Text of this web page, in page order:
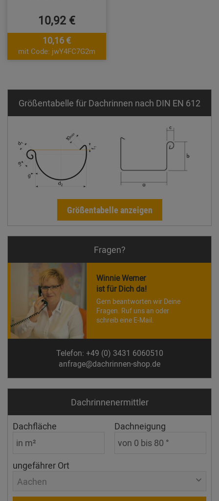
10,92 €
10,16 €
mit Code: jwY4FC7G2m
Größentabelle für Dachrinnen nach DIN EN 612
Größentabelle anzeigen
Fragen?
Winnie Werner
ist für Dich da!
Gern beantworten wir Deine
Fragen. Ruf uns an oder
schreib eine E-Mail.
Telefon: +49 (0) 3431 6060510
anfrage@dachrinnen-shop.de
Dachrinnen­ermittler
Dachfläche Dachneigung
ungefährer Ort
Aachen